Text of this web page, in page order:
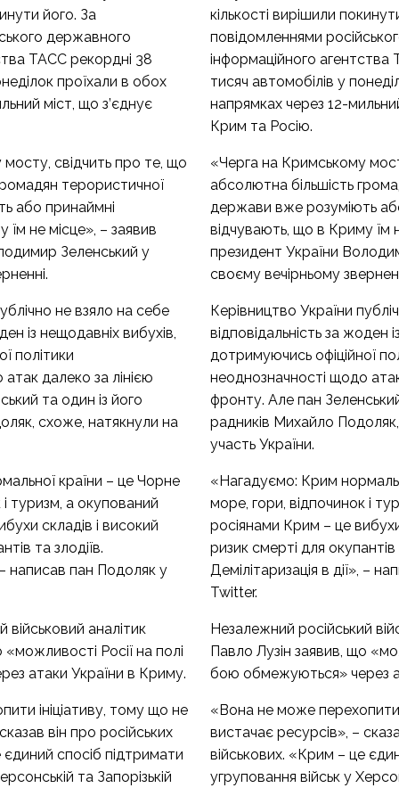
його. За
державного
ТАСС рекордні 38
проїхали в обох
міст, що з’єднує
свідчить про те, що
терористичної
або принаймні
не місце», – заявив
Зеленський у
не взяло на себе
із нещодавніх вибухів,
політики
далеко за лінією
та один із його
схоже, натякнули на
країни – це Чорне
туризм, а окупований
складів і високий
та злодіїв.
– написав пан Подоляк у
аналітик
Росії на полі
атаки України в Криму.
ініціативу, тому що не
він про російських
спосіб підтримати
та Запорізькій
кількості вирішили
повідомленнями
інформаційного
тисяч автомобілів у
напрямках через 12-
Крим та Росію.
«Черга на Кримському
абсолютна більшість
держави вже розуміють
відчувають, що в Криму їм
президент України
своєму вечірньому
Керівництво України
відповідальність за жоден
дотримуючись офіційної
неоднозначності щодо
фронту. Але пан
радників Михайло
участь України.
«Нагадуємо: Крим
море, гори, відпочинок і
росіянами Крим – це
ризик смерті для окупантів
Демілітаризація в дії», –
Twitter.
Незалежний російський
Павло Лузін заявив, що
бою обмежуються» через
«Вона не може перехопити
вистачає ресурсів», –
військових. «Крим – це
угруповання військ у